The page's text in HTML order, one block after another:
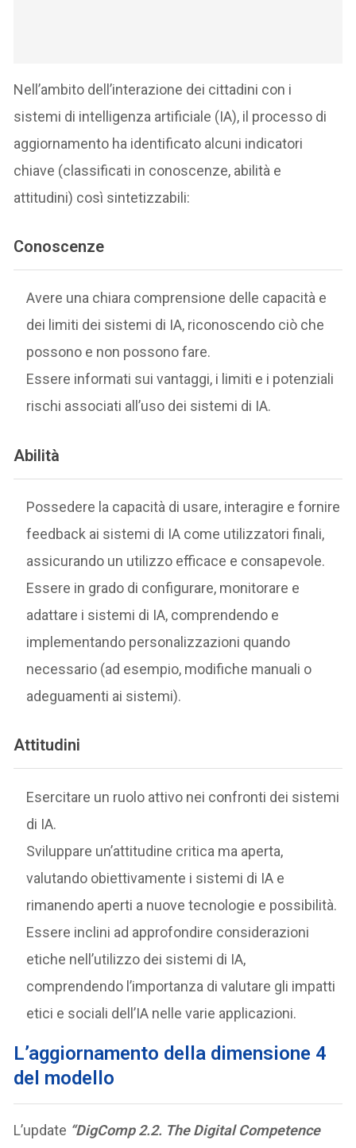
Nell’ambito dell’interazione dei cittadini con i
sistemi di intelligenza artificiale (IA), il processo di
aggiornamento ha identificato alcuni indicatori
chiave (classificati in conoscenze, abilità e
attitudini) così sintetizzabili:
Conoscenze
Avere una chiara comprensione delle capacità e
dei limiti dei sistemi di IA, riconoscendo ciò che
possono e non possono fare.
Essere informati sui vantaggi, i limiti e i potenziali
rischi associati all’uso dei sistemi di IA.
Abilità
Possedere la capacità di usare, interagire e fornire
feedback ai sistemi di IA come utilizzatori finali,
assicurando un utilizzo efficace e consapevole.
Essere in grado di configurare, monitorare e
adattare i sistemi di IA, comprendendo e
implementando personalizzazioni quando
necessario (ad esempio, modifiche manuali o
adeguamenti ai sistemi).
Attitudini
Esercitare un ruolo attivo nei confronti dei sistemi
di IA.
Sviluppare un’attitudine critica ma aperta,
valutando obiettivamente i sistemi di IA e
rimanendo aperti a nuove tecnologie e possibilità.
Essere inclini ad approfondire considerazioni
etiche nell’utilizzo dei sistemi di IA,
comprendendo l’importanza di valutare gli impatti
etici e sociali dell’IA nelle varie applicazioni.
L’aggiornamento della dimensione 4
del modello
L’update “DigComp 2.2. The Digital Competence